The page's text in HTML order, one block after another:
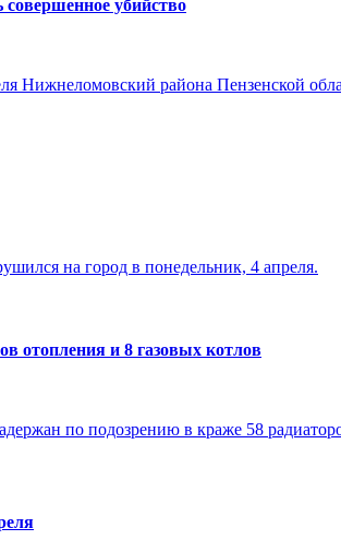
убийство
Нижнеломовский района Пензенской
на город в понедельник, 4 апреля.
отопления и 8 газовых котлов
по подозрению в краже 58